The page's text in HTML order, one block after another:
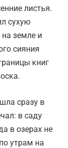
листья.
сухую
земле и
сияния
книг
сразу в
в саду
в озерах не
утрам на